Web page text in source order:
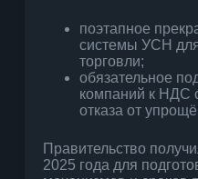
поэтапное
системы УСН
торговли;
обязательное
компаний к НДС
отказа от
Правительство
2025 года для